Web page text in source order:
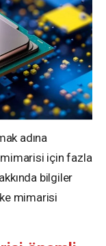
adına
mimarisi için fazla
bilgiler
mimarisi